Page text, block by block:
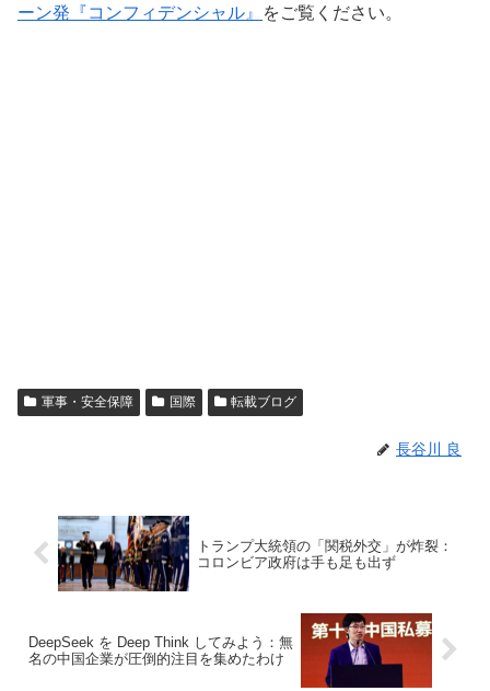
ーン発『コンフィデンシャル』
をご覧ください。
軍事・安全保障 国際 転載ブログ
長谷川 良
トランプ大統領の「関税外交」が炸裂：
コロンビア政府は手も足も出ず
DeepSeek を Deep Think してみよう：無
名の中国企業が圧倒的注目を集めたわけ